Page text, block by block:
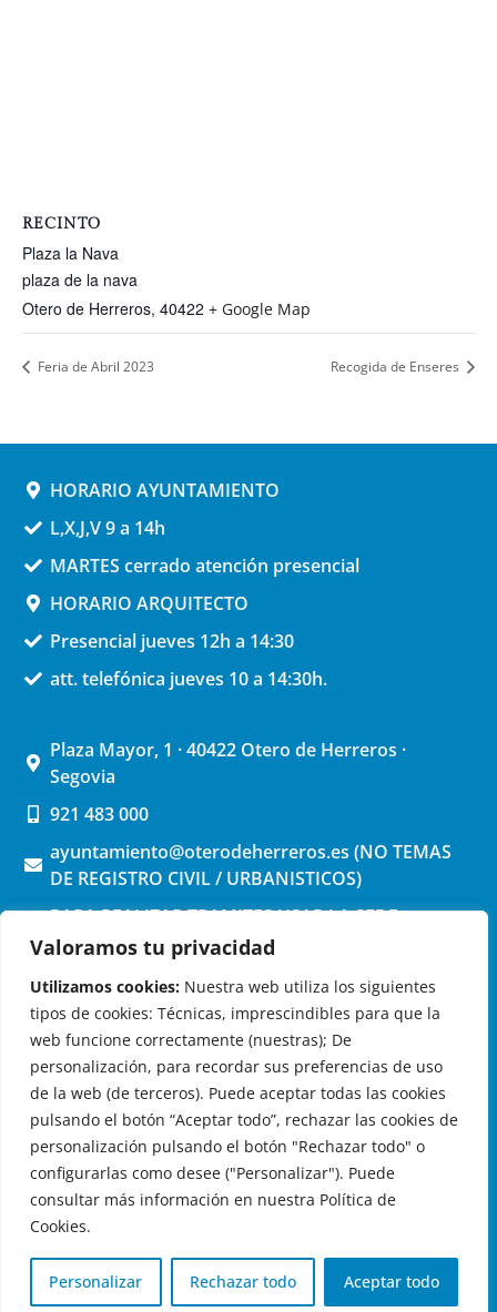
Valoramos tu privacidad
Utilizamos cookies: Nuestra web utiliza los siguientes
tipos de cookies: Técnicas, imprescindibles para que la
web funcione correctamente (nuestras); De
personalización, para recordar sus preferencias de uso
de la web (de terceros). Puede aceptar todas las cookies
pulsando el botón “Aceptar todo”, rechazar las cookies de
personalización pulsando el botón "Rechazar todo" o
configurarlas como desee ("Personalizar"). Puede
consultar más información en nuestra Política de
Cookies.
Personalizar Rechazar todo Aceptar todo
RECINTO
Plaza la Nava
plaza de la nava
Otero de Herreros, 40422 + Google Map
Feria de Abril 2023 Recogida de Enseres
HORARIO AYUNTAMIENTO
L,X,J,V 9 a 14h
MARTES cerrado atención presencial
HORARIO ARQUITECTO
Presencial jueves 12h a 14:30
att. telefónica jueves 10 a 14:30h.
Plaza Mayor, 1 · 40422 Otero de Herreros ·
Segovia
921 483 000
ayuntamiento@oterodeherreros.es (NO TEMAS
DE REGISTRO CIVIL / URBANISTICOS)
PARA REALIZAR TRAMITES USAR LA SEDE
ELECTRONICA (pinchar aquí)
OTERO DE HERREROS EN LAS REDES
© 2026 Ayuntamiento de Otero de Herreros
Aviso Legal|Política de Privacidad|Política de Cookies|
Registro de actividades de tratamiento
| Diseño:Globales
Informática